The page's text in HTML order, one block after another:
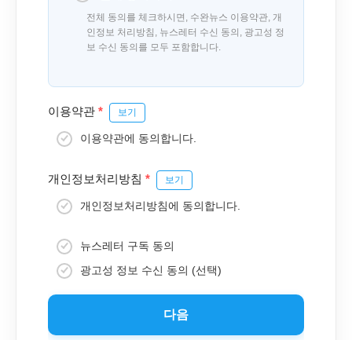
전체 동의를 체크하시면, 수완뉴스 이용약관, 개
인정보 처리방침, 뉴스레터 수신 동의, 광고성 정
보 수신 동의를 모두 포함합니다.
이용약관 * 보기
이용약관에 동의합니다.
개인정보처리방침 * 보기
개인정보처리방침에 동의합니다.
뉴스레터 구독 동의
광고성 정보 수신 동의 (선택)
다음